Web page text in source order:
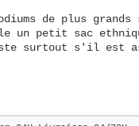
de plus
un petit sac
surtout s'il est